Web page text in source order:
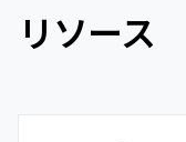
リソース